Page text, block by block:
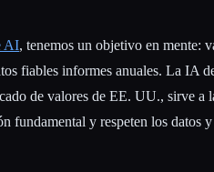
AI, tenemos un objetivo en mente:
fiables informes anuales. La IA
de valores de EE. UU., sirve a
fundamental y respeten los datos